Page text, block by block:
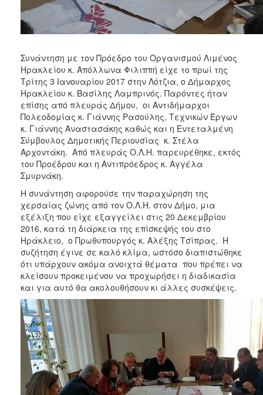
ΤΟΠΟΣ
ΠΟΛΙΤΙΣΜΟΣ
ΑΝΘΕΚΤΙΚΗ
ΠΟΛΗ
Συνάντηση με τον Πρόεδρο του Οργανισμού Λιμένος
Ηρακλείου κ. Απόλλωνα Φιλιππή είχε το πρωί της
Τρίτης 3 Ιανουαρίου 2017 στην Λότζια, ο Δήμαρχος
Ηρακλείου κ. Βασίλης Λαμπρινός. Παρόντες ήταν
επίσης από πλευράς Δήμου, οι Αντιδήμαρχοι
Πολεοδομίας κ. Γιάννης Ρασούλης, Τεχνικών Έργων
κ. Γιάννης Αναστασάκης καθώς και η Εντεταλμένη
Σύμβουλος Δημοτικής Περιουσίας κ. Στέλα
Αρχοντάκη. Από πλευράς Ο.Λ.Η. παρευρέθηκε, εκτός
του Προέδρου και η Αντιπρόεδρος κ. Αγγέλα
Σμυρνάκη.
Η συνάντηση αφορούσε την παραχώρηση της
χερσαίας ζώνης από τον Ο.Λ.Η. στον Δήμο, μια
εξέλιξη που είχε εξαγγείλει στις 20 Δεκεμβρίου
2016, κατά τη διάρκεια της επίσκεψής του στο
Ηράκλειο, ο Πρωθυπουργός κ. Αλέξης Τσίπρας. Η
συζήτηση έγινε σε καλό κλίμα, ωστόσο διαπιστώθηκε
ότι υπάρχουν ακόμα ανοιχτά θέματα που πρέπει να
κλείσουν προκειμένου να προχωρήσει η διαδικασία
και για αυτό θα ακολουθήσουν κι άλλες συσκέψεις.